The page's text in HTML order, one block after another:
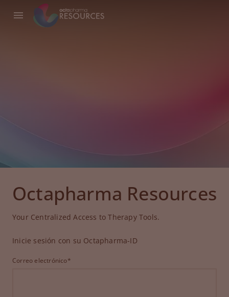
Octapharma Resources
Your Centralized Access to Therapy Tools.
Inicie sesión con su Octapharma-ID
Correo electrónico*